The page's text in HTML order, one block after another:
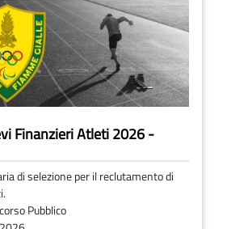
Finanzieri Atleti 2026 -
di selezione per il reclutamento di
Pubblico